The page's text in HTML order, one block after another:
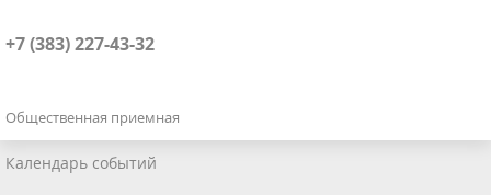
+7 (383) 227-43-32
Общественная приемная
Календарь событий